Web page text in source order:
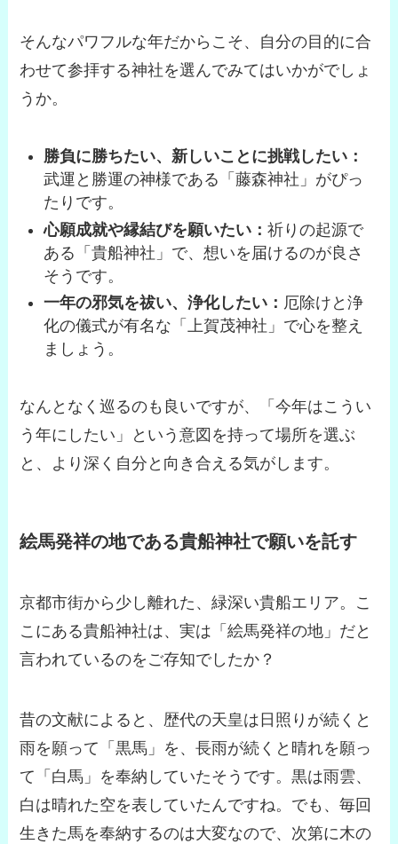
そんなパワフルな年だからこそ、自分の目的に合
わせて参拝する神社を選んでみてはいかがでしょ
うか。
勝負に勝ちたい、新しいことに挑戦したい：
武運と勝運の神様である「藤森神社」がぴっ
たりです。
心願成就や縁結びを願いたい：祈りの起源で
ある「貴船神社」で、想いを届けるのが良さ
そうです。
一年の邪気を祓い、浄化したい： 厄除けと浄
化の儀式が有名な「上賀茂神社」で心を整え
ましょう。
なんとなく巡るのも良いですが、「今年はこうい
う年にしたい」という意図を持って場所を選ぶ
と、より深く自分と向き合える気がします。
絵馬発祥の地である貴船神社で願いを託す
京都市街から少し離れた、緑深い貴船エリア。こ
こにある貴船神社は、実は 「絵馬発祥の地」 だと
言われているのをご存知でしたか？
昔の文献によると、歴代の天皇は日照りが続くと
雨を願って「黒馬」を、長雨が続くと晴れを願っ
て「白馬」を奉納していたそうです。黒は雨雲、
白は晴れた空を表していたんですね。でも、毎回
生きた馬を奉納するのは大変なので、次第に木の